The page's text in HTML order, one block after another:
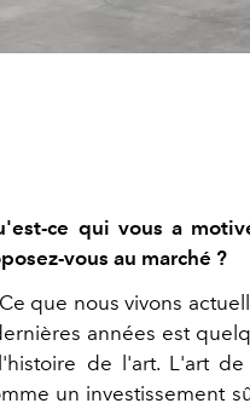
ce qui vous a
vous au marché ?
que nous vivons
années est
de l'art. L'art
un investissement